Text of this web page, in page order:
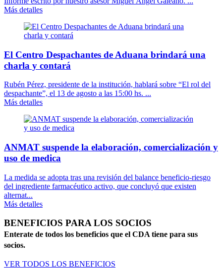
Más detalles
El Centro Despachantes de Aduana brindará una
charla y contará
Rubén Pérez, presidente de la institución, hablará sobre “El rol del
despachante”, el 13 de agosto a las 15:00 hs. ...
Más detalles
ANMAT suspende la elaboración, comercialización y
uso de medica
La medida se adopta tras una revisión del balance beneficio-riesgo
del ingrediente farmacéutico activo, que concluyó que existen
alternat...
Más detalles
BENEFICIOS PARA LOS SOCIOS
Enterate de todos los beneficios que el CDA tiene para sus
socios.
VER TODOS LOS BENEFICIOS